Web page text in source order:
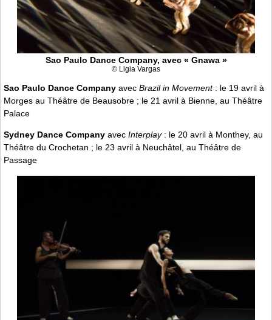
Sao Paulo Dance Company, avec « Gnawa »
© Ligia Vargas
Sao Paulo Dance Company avec Brazil in Movement: le 19 avril à
Morges au Théâtre de Beausobre ; le 21 avril à Bienne, au Théâtre
Palace
Sydney Dance Company avec Interplay: le 20 avril à Monthey, au
Théâtre du Crochetan ; le 23 avril à Neuchâtel, au Théâtre de
Passage